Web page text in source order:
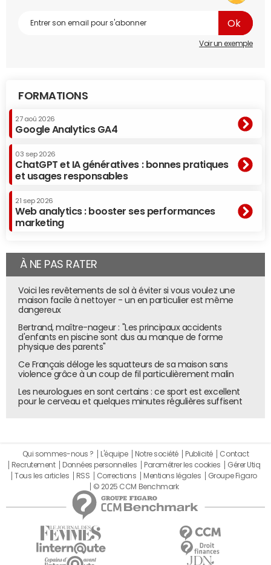
Voir un exemple
FORMATIONS
27 aoû 2026
Google Analytics GA4
03 sep 2026
ChatGPT et IA génératives : bonnes pratiques
et usages responsables
21 sep 2026
Web analytics : booster ses performances
marketing
À NE PAS RATER
Voici les revêtements de sol à éviter si vous voulez une
maison facile à nettoyer - un en particulier est même
dangereux
Bertrand, maître-nageur : "Les principaux accidents
d'enfants en piscine sont dus au manque de forme
physique des parents"
Ce Français déloge les squatteurs de sa maison sans
violence grâce à un coup de fil particulièrement malin
Les neurologues en sont certains : ce sport est excellent
pour le cerveau et quelques minutes régulières suffisent
Qui sommes-nous ? L'équipe Notre société Publicité
Contact
Recrutement
Données personnelles Paramétrer les cookies
Gérer Utiq
Tous les articles
RSS Corrections Mentions légales
Groupe Figaro
© 2025 CCM Benchmark